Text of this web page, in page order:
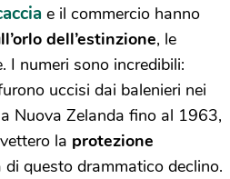
e il commercio hanno
dell’estinzione, le
I numeri sono incredibili:
uccisi dai balenieri nei
Nuova Zelanda fino al 1963,
la protezione
di questo drammatico declino.